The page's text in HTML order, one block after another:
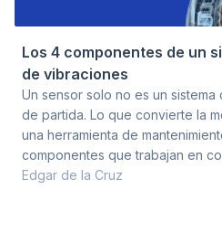
Los 4 componentes de un
de vibraciones
Un sensor solo no es un
de partida. Lo que convierte la
una herramienta de
componentes que trabajan en
conectividad, la plataforma de
Edgar de la Cruz